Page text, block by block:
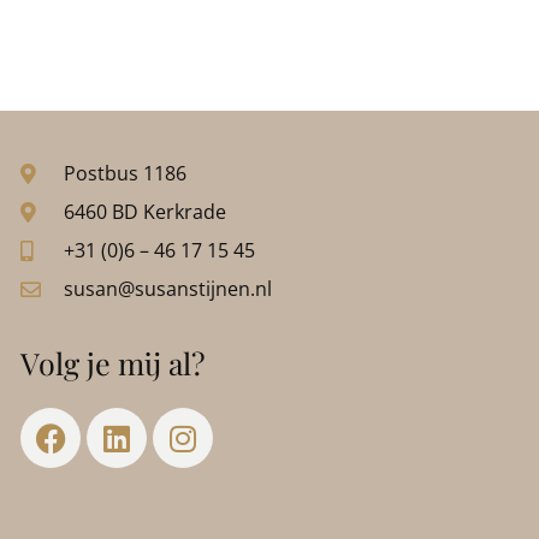
Postbus 1186
6460 BD Kerkrade
+31 (0)6 – 46 17 15 45
susan@susanstijnen.nl
Volg je mij al?